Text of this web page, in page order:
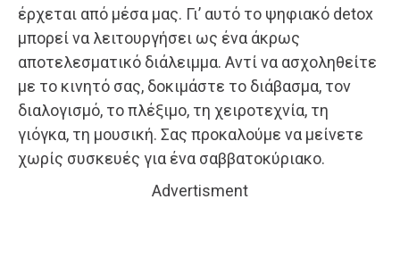
έρχεται από μέσα μας. Γι’ αυτό το ψηφιακό detox
μπορεί να λειτουργήσει ως ένα άκρως
αποτελεσματικό διάλειμμα. Αντί να ασχοληθείτε
με το κινητό σας, δοκιμάστε το διάβασμα, τον
διαλογισμό, το πλέξιμο, τη χειροτεχνία, τη
γιόγκα, τη μουσική. Σας προκαλούμε να μείνετε
χωρίς συσκευές για ένα σαββατοκύριακο.
Advertisment